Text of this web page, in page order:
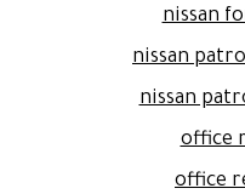
nissan
nissan
nissan
office
office